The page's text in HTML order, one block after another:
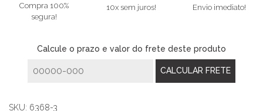
Compra 100%
segura!
10x sem juros! Envio imediato!
Calcule o prazo e valor do frete deste produto
SKU: 6368-3